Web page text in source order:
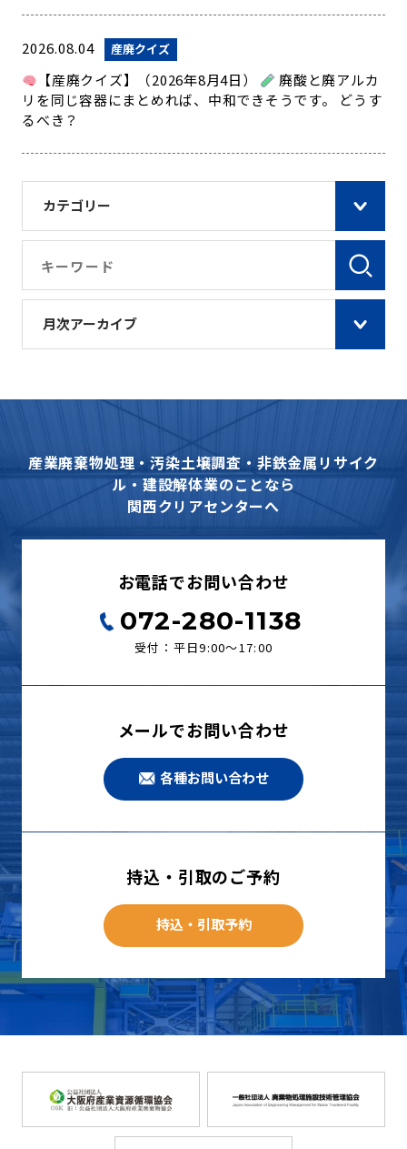
カテゴリー
月次アーカイブ
2026.08.04 産廃クイズ
【産廃クイズ】（2026年8月4日）
廃酸と廃アルカ
リを同じ容器にまとめれば、中和できそうです。 どうす
るべき？
産業廃棄物処理・汚染土壌調査・非鉄金属リサイク
ル・建設解体業のことなら
関西クリアセンターへ
お電話でお問い合わせ
072-280-1138
受付：平日9:00〜17:00
メールでお問い合わせ
各種お問い合わせ
持込・引取のご予約
持込・引取予約